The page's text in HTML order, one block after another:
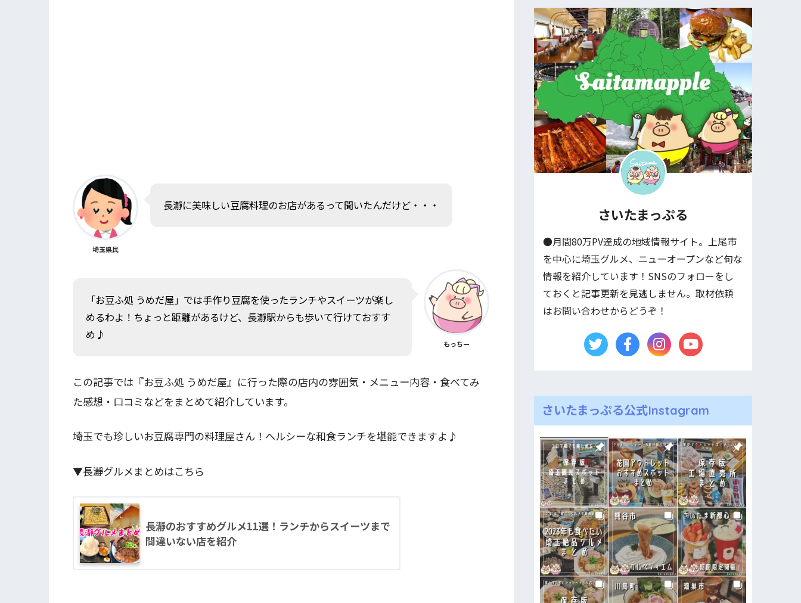
埼玉県民
長瀞に美味しい豆腐料理のお店があるって聞いたんだけど・・・
「お豆ふ処 うめだ屋」では手作り豆腐を使ったランチやスイーツが楽し
めるわよ！ちょっと距離があるけど、長瀞駅からも歩いて行けておすす
め♪
もっちー
この記事では『お豆ふ処 うめだ屋』に行った際の店内の雰囲気・メニュー内容・食べてみ
た感想・口コミなどをまとめて紹介しています。
埼玉でも珍しいお豆腐専門の料理屋さん！ヘルシーな和食ランチを堪能できますよ♪
▼長瀞グルメまとめはこちら
長瀞のおすすめグルメ11選！ランチからスイーツまで
間違いない店を紹介
さいたまっぷる
●月間80万PV達成の地域情報サイト。上尾市
を中心に埼玉グルメ、ニューオープンなど旬な
情報を紹介しています！SNSのフォローをし
ておくと記事更新を見逃しません。取材依頼
はお問い合わせからどうぞ！
さいたまっぷる公式Instagram